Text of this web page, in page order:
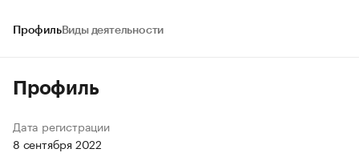
ПрофильВиды деятельности
Профиль
Дата регистрации
8 сентября 2022